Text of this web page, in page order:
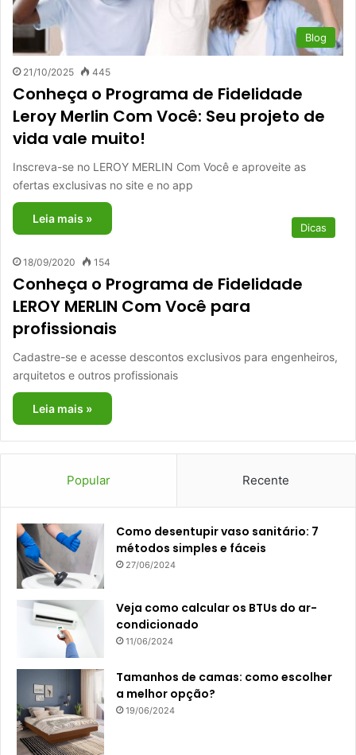
Blog
21/10/2025 445
Conheça o Programa de Fidelidade
Leroy Merlin Com Você: Seu projeto de
vida vale muito!
Inscreva-se no LEROY MERLIN Com Você e aproveite as
ofertas exclusivas no site e no app
Leia mais »
Dicas
18/09/2020 154
Conheça o Programa de Fidelidade
LEROY MERLIN Com Você para
profissionais
Cadastre-se e acesse descontos exclusivos para engenheiros,
arquitetos e outros profissionais
Leia mais »
Popular Recente
Como desentupir vaso sanitário: 7
métodos simples e fáceis
27/06/2024
Veja como calcular os BTUs do ar-
condicionado
11/06/2024
Tamanhos de camas: como escolher
a melhor opção?
19/06/2024